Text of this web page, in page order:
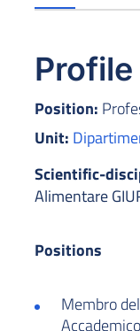
Profile
Position:
Unit:
Scientific-
Alimentare
Positions
Membro
Accademico